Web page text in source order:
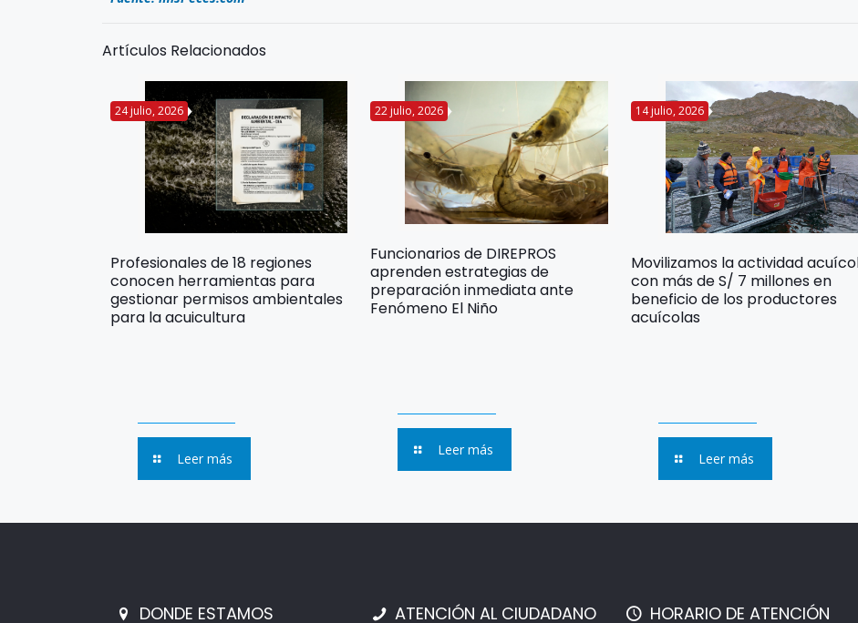
Artículos Relacionados
24 julio, 2026
Profesionales de 18 regiones
conocen herramientas para
gestionar permisos ambientales
para la acuicultura
Leer más
22 julio, 2026
Funcionarios de DIREPROS
aprenden estrategias de
preparación inmediata ante
Fenómeno El Niño
Leer más
14 julio, 2026
Movilizamos la actividad
con más de S/ 7 millones en
beneficio de los productores
acuícolas
Leer más
DONDE ESTAMOS ATENCIÓN AL CIUDADANO HORARIO DE ATENCIÓN